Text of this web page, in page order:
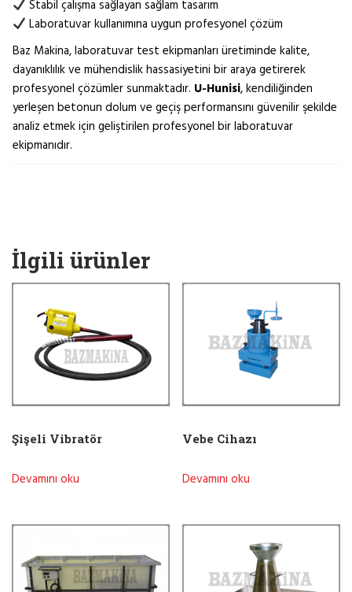
Stabil çalışma sağlayan sağlam tasarım
Laboratuvar kullanımına uygun profesyonel çözüm
Baz Makina, laboratuvar test ekipmanları üretiminde kalite,
dayanıklılık ve mühendislik hassasiyetini bir araya getirerek
profesyonel çözümler sunmaktadır. U-Hunisi, kendiliğinden
yerleşen betonun dolum ve geçiş performansını güvenilir şekilde
analiz etmek için geliştirilen profesyonel bir laboratuvar
ekipmanıdır.
İlgili ürünler
Şişeli Vibratör
Devamını oku
Vebe Cihazı
Devamını oku